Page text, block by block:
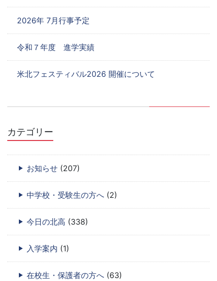
2026年 7月行事予定
令和７年度 進学実績
米北フェスティバル2026 開催について
カテゴリー
お知らせ (207)
中学校・受験生の方へ (2)
今日の北高 (338)
入学案内 (1)
在校生・保護者の方へ (63)